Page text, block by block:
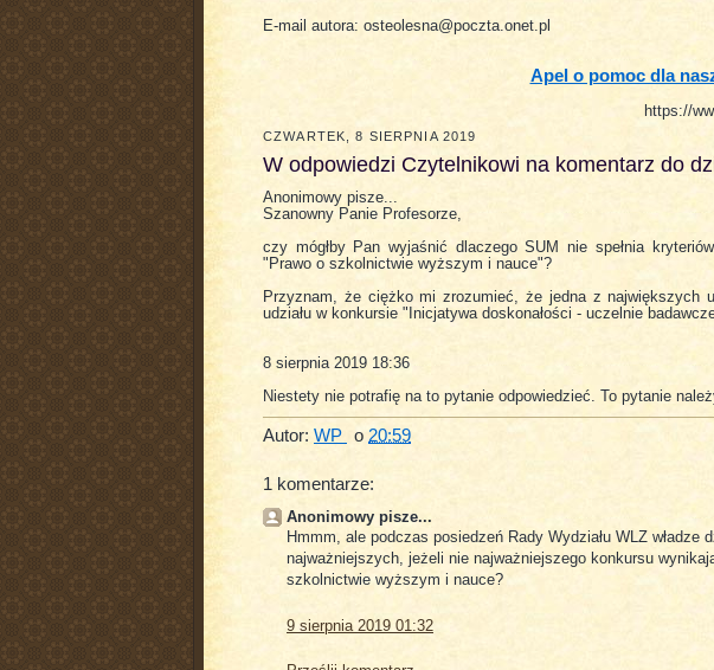
E-mail autora: osteolesna@poczta.onet.pl
Apel o pomoc dla
https://
CZWARTEK, 8 SIERPNIA 2019
W odpowiedzi Czytelnikowi na komentarz do
Anonimowy pisze...
Szanowny Panie Profesorze,
czy mógłby Pan wyjaśnić dlaczego SUM nie spełnia
"Prawo o szkolnictwie wyższym i nauce"?
Przyznam, że ciężko mi zrozumieć, że jedna z największych
udziału w konkursie "Inicjatywa doskonałości - uczelnie
8 sierpnia 2019 18:36
Niestety nie potrafię na to pytanie odpowiedzieć. To pytanie
Autor: WP o 20:59
1 komentarze:
Anonimowy pisze...
Hmmm, ale podczas posiedzeń Rady Wydziału WLZ władze
najważniejszych, jeżeli nie najważniejszego konkursu
szkolnictwie wyższym i nauce?
9 sierpnia 2019 01:32